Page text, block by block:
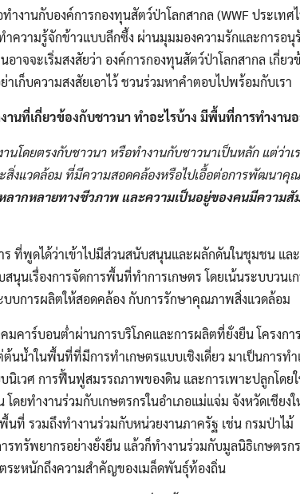
ำงานกับองค์การกองทุนสัตว์ป่าโลกสากล (WWF ประเท
ำความรู้จักข้าวแบบลึกซึ้ง ผ่านมุมมองความรักและการอ
จจะเริ่มสงสัยว่า องค์การกองทุนสัตว์ป่าโลกสากล เกี่ยว
เก็บความสงสัยเอาไว้ ชวนร่วมหาคำตอบไปพร้อมกับเรา
านที่เกี่ยวข้องกับชาวนา​ ทำอะไรบ้าง​ มีพื้นที่การทำงาน
านโดยตรงกับชาวนา หรือทำงานกับชาวนาเป็นหลัก​ แต่ว่า
สิ่งแวดล้อม ​ที่มีความสอดคล้องหรือไปเอื้อต่อการพัฒนา
หลากหลาย​ทางชีวภาพ​ และความเป็นอยู่​ของคน​มีความ
ร ที่พูดได้ว่าเข้าไปมีส่วนสนับสนุน​และผลักดันในชุมชน​ แล
สนุน​เรื่องการจัดการพื้นที่ทำการเกษตร ​โดยเน้นระบบวน
บบการผลิตให้สอดค​ล้อง กับการรักษาคุณภาพสิ่งแวดล้อม
คมคาร์บอน​ต่ำ​ผ่านการบริโภค​และการผลิตที่ยั่งยืน​ โครงกา
นน้ำในพื้นที่ที่มีการทำเกษตรแบบเชิงเดี่ยว มาเป็นการท
นิเวศ การฟื้นฟูสมรรถภาพ​ของดิน และการเพาะปลูกโดย
ดยทำงานร่วมกับเกษตรกร​ในอำเภอแม่แจ่ม​ จังหวัดเชียง
ที่ รวมถึงทำงานร่วมกับหน่วยงานภาครัฐ เช่น​ กรมป่าไม้​
รทรัพยากรอย่างยั่งยืน​ แล้วก็ทำงานร่วมกับมูลนิธิเกษตรก
ระหนักถึงความสำคัญของเมล็ดพันธุ์​ท้องถิ่น